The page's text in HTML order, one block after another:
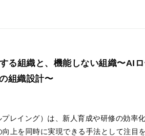
る組織と、機能しない組織〜AI
組織設計〜
レイング）は、新人育成や研修の効率
上を同時に実現できる手法として注目